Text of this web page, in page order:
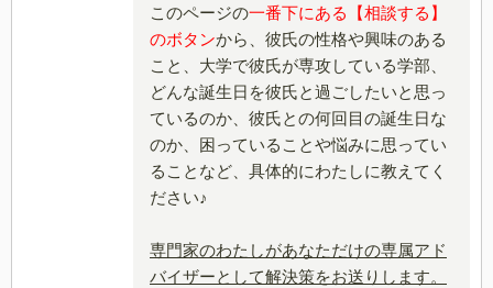
このページの一番下にある【相談する】
のボタンから、彼氏の性格や興味のある
こと、大学で彼氏が専攻している学部、
どんな誕生日を彼氏と過ごしたいと思っ
ているのか、彼氏との何回目の誕生日な
のか、困っていることや悩みに思ってい
ることなど、具体的にわたしに教えてく
ださい♪
専門家のわたしがあなただけの専属アド
バイザーとして解決策をお送りします。